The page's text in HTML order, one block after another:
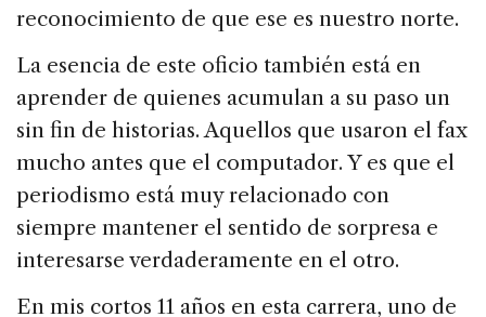
reconocimiento de que ese es nuestro norte.
La esencia de este oficio también está en
aprender de quienes acumulan a su paso un
sin fin de historias. Aquellos que usaron el fax
mucho antes que el computador. Y es que el
periodismo está muy relacionado con
siempre mantener el sentido de sorpresa e
interesarse verdaderamente en el otro.
En mis cortos 11 años en esta carrera, uno de